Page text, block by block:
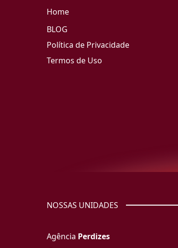
Home
BLOG
Política de Privacidade
Termos de Uso
NOSSAS UNIDADES
Agência Perdizes